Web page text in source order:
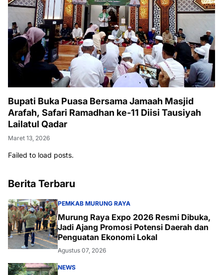
Bupati Buka Puasa Bersama Jamaah Masjid
Arafah, Safari Ramadhan ke-11 Diisi Tausiyah
Lailatul Qadar
Maret 13, 2026
Failed to load posts.
Berita Terbaru
PEMKAB MURUNG RAYA
Murung Raya Expo 2026 Resmi Dibuka,
Jadi Ajang Promosi Potensi Daerah dan
Penguatan Ekonomi Lokal
Agustus 07, 2026
NEWS